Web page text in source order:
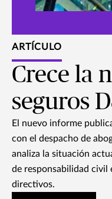
ARTÍCULO
Crece la
seguros
El nuevo informe
con el despacho de
analiza la situación
de responsabilidad civil
directivos.